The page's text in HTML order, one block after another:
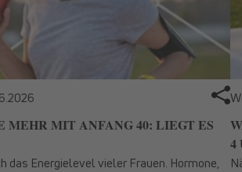
MEHR MIT ANFANG 40: LIEGT ES
das Energielevel vieler Frauen. Hormone,
4